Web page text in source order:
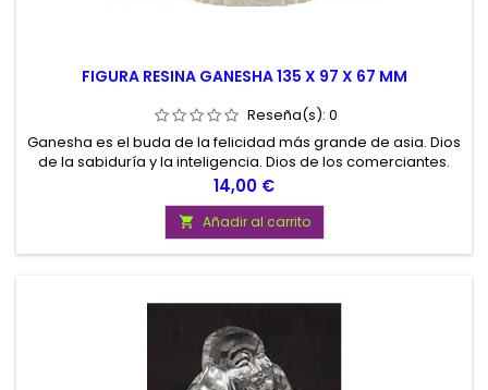
FIGURA RESINA GANESHA 135 X 97 X 67 MM
Reseña(s): 0
Ganesha es el buda de la felicidad más grande de asia. Dios
de la sabiduría y la inteligencia. Dios de los comerciantes.
Precio
14,00 €
 Añadir al carrito